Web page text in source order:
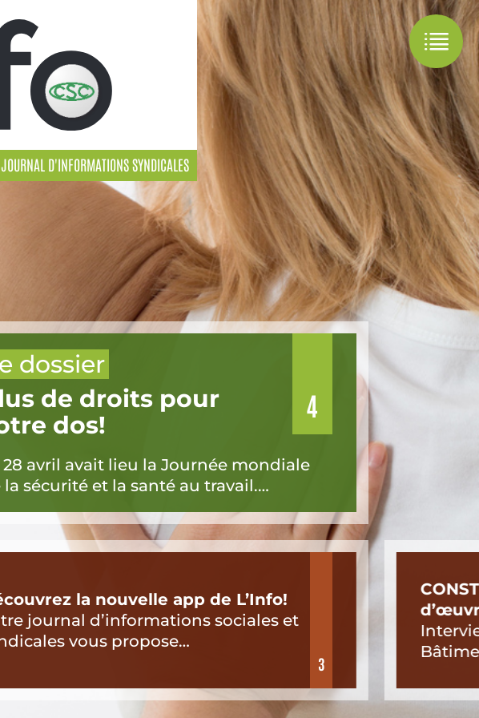
JOURNAL D'INFORMATIONS SYNDICALES
la nouvelle app de L’Info!
journal d’informations sociales et
vous propose…
3
dossier
de droits pour
dos!
4
28 avril avait lieu la Journée mondiale
la sécurité et la santé au travail.…